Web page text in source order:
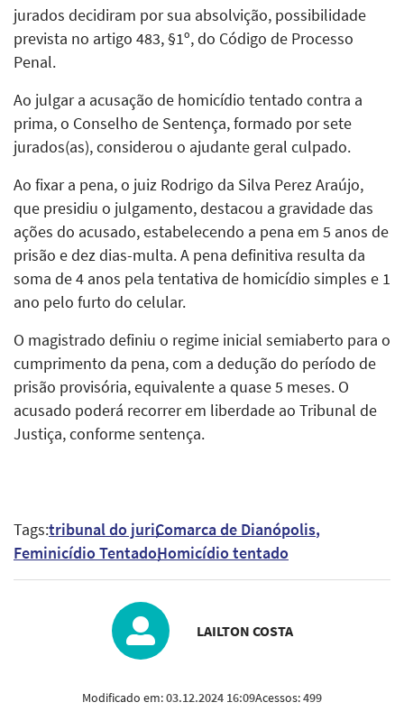
jurados decidiram por sua absolvição, possibilidade
prevista no artigo 483, §1º, do Código de Processo
Penal.
Ao julgar a acusação de homicídio tentado contra a
prima, o Conselho de Sentença, formado por sete
jurados(as), considerou o ajudante geral culpado.
Ao fixar a pena, o juiz Rodrigo da Silva Perez Araújo,
que presidiu o julgamento, destacou a gravidade das
ações do acusado, estabelecendo a pena em 5 anos de
prisão e dez dias-multa. A pena definitiva resulta da
soma de 4 anos pela tentativa de homicídio simples e 1
ano pelo furto do celular.
O magistrado definiu o regime inicial semiaberto para o
cumprimento da pena, com a dedução do período de
prisão provisória, equivalente a quase 5 meses. O
acusado poderá recorrer em liberdade ao Tribunal de
Justiça, conforme sentença.
Tags:tribunal do juriComarca de Dianópolis
Feminicídio TentadoHomicídio tentado
LAILTON COSTA
Modificado em:03.12.2024 16:09Acessos:499